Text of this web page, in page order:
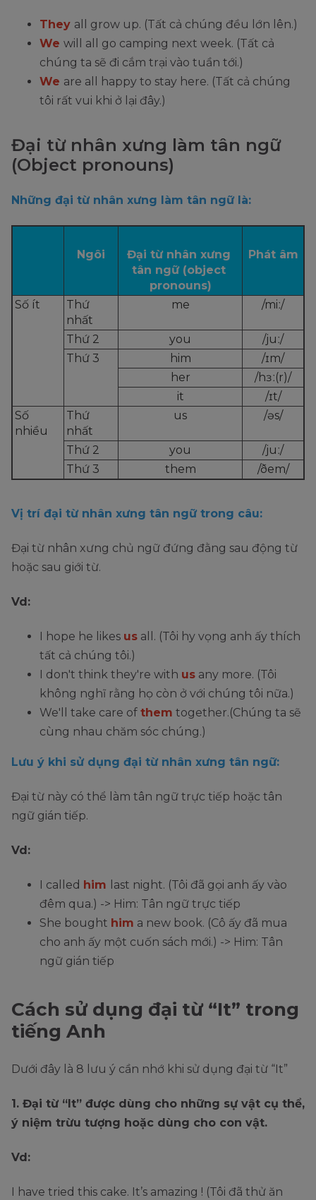
They all grow up. (Tất cả chúng đều lớn lên.)
We will all go camping next week. (Tất cả
chúng ta sẽ đi cắm trại vào tuần tới.)
We are all happy to stay here. (Tất cả chúng
tôi rất vui khi ở lại đây.)
Đại từ nhân xưng làm tân ngữ
(Object pronouns)
Những đại từ nhân xưng làm tân ngữ là:
Ngôi
Đại từ nhân xưng
tân ngữ (object
pronouns)
Phát âm
Số ít
Thứ
nhất
me /miː/
Thứ 2 you
/juː/
Thứ 3
him
/ɪm/
her
/hɜː(r)/
it
/ɪt/
Số
nhiều
Thứ
nhất
us /əs/
Thứ 2 you
/juː/
Thứ 3
them /ðem/
Vị trí đại từ nhân xưng tân ngữ trong câu:
Đại từ nhân xưng chủ ngữ đứng đằng sau động từ
hoặc sau giới từ.
Vd:
I hope he likes us all. (Tôi hy vọng anh ấy thích
tất cả chúng tôi.)
I don't think they're with us any more. (Tôi
không nghĩ rằng họ còn ở với chúng tôi nữa.)
We'll take care of them together.(Chúng ta sẽ
cùng nhau chăm sóc chúng.)
Lưu ý khi sử dụng đại từ nhân xưng tân ngữ:
Đại từ này có thể làm tân ngữ trực tiếp hoặc tân
ngữ gián tiếp.
Vd:
I called him
last night. (Tôi đã gọi anh ấy vào
đêm qua.) -> Him: Tân ngữ trực tiếp
She bought him a new book. (Cô ấy đã mua
cho anh ấy một cuốn sách mới.) -> Him: Tân
ngữ gián tiếp
Cách sử dụng đại từ “It” trong
tiếng Anh
Dưới đây là 8 lưu ý cần nhớ khi sử dụng đại từ “It”
1. Đại từ “It” được dùng cho những sự vật cụ thể,
ý niệm trừu tượng hoặc dùng cho con vật.
Vd:
I have tried this cake. It’s amazing ! (Tôi đã thử ăn